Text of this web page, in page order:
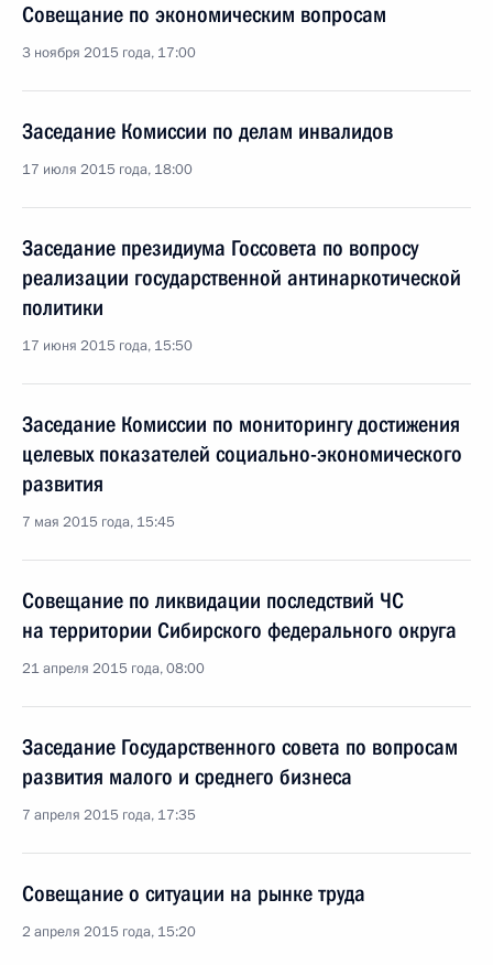
Совещание по экономическим вопросам
3 ноября 2015 года, 17:00
Заседание Комиссии по делам инвалидов
17 июля 2015 года, 18:00
Заседание президиума Госсовета по вопросу
реализации государственной антинаркотической
политики
17 июня 2015 года, 15:50
Заседание Комиссии по мониторингу достижения
целевых показателей социально-экономического
развития
7 мая 2015 года, 15:45
Совещание по ликвидации последствий ЧС
на территории Сибирского федерального округа
21 апреля 2015 года, 08:00
Заседание Государственного совета по вопросам
развития малого и среднего бизнеса
7 апреля 2015 года, 17:35
Совещание о ситуации на рынке труда
2 апреля 2015 года, 15:20